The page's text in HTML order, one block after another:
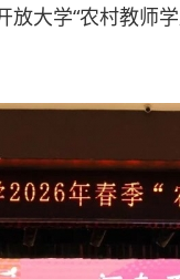
放大学“农村教师